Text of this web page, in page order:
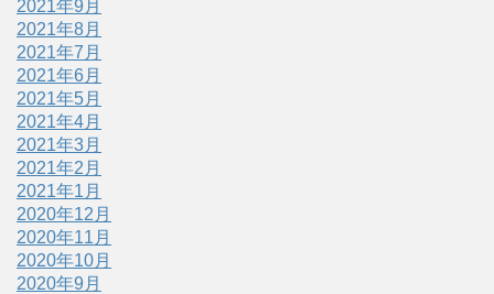
2021年9月
2021年8月
2021年7月
2021年6月
2021年5月
2021年4月
2021年3月
2021年2月
2021年1月
2020年12月
2020年11月
2020年10月
2020年9月